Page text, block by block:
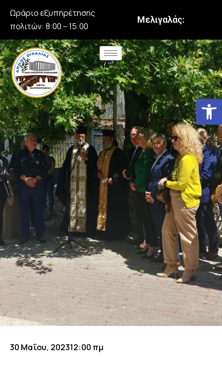
Ωράριο εξυπηρέτησης
πολιτών: 8:00 – 15:00
Μελιγαλάς:
30 Μαΐου, 202312:00 πμ